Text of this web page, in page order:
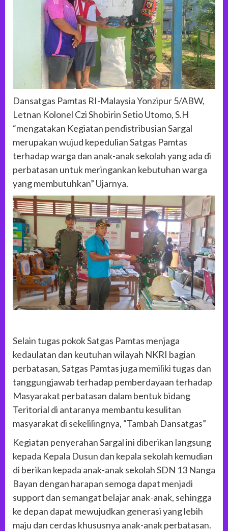
Dansatgas Pamtas RI-Malaysia Yonzipur 5/ABW,
Letnan Kolonel Czi Shobirin Setio Utomo, S.H
“mengatakan Kegiatan pendistribusian Sargal
merupakan wujud kepedulian Satgas Pamtas
terhadap warga dan anak-anak sekolah yang ada di
perbatasan untuk meringankan kebutuhan warga
yang membutuhkan” Ujarnya.
Selain tugas pokok Satgas Pamtas menjaga
kedaulatan dan keutuhan wilayah NKRI bagian
perbatasan, Satgas Pamtas juga memiliki tugas dan
tanggungjawab terhadap pemberdayaan terhadap
Masyarakat perbatasan dalam bentuk bidang
Teritorial di antaranya membantu kesulitan
masyarakat di sekelilingnya, “Tambah Dansatgas”
Kegiatan penyerahan Sargal ini diberikan langsung
kepada Kepala Dusun dan kepala sekolah kemudian
di berikan kepada anak-anak sekolah SDN 13 Nanga
Bayan dengan harapan semoga dapat menjadi
support dan semangat belajar anak-anak, sehingga
ke depan dapat mewujudkan generasi yang lebih
maju dan cerdas khususnya anak-anak perbatasan.